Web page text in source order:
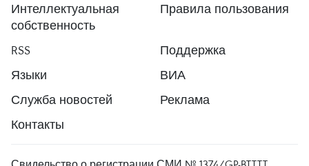
Интеллектуальная
собственность
Правила пользования
RSS
Поддержка
Языки
ВИА
Служба новостей
Реклама
Контакты